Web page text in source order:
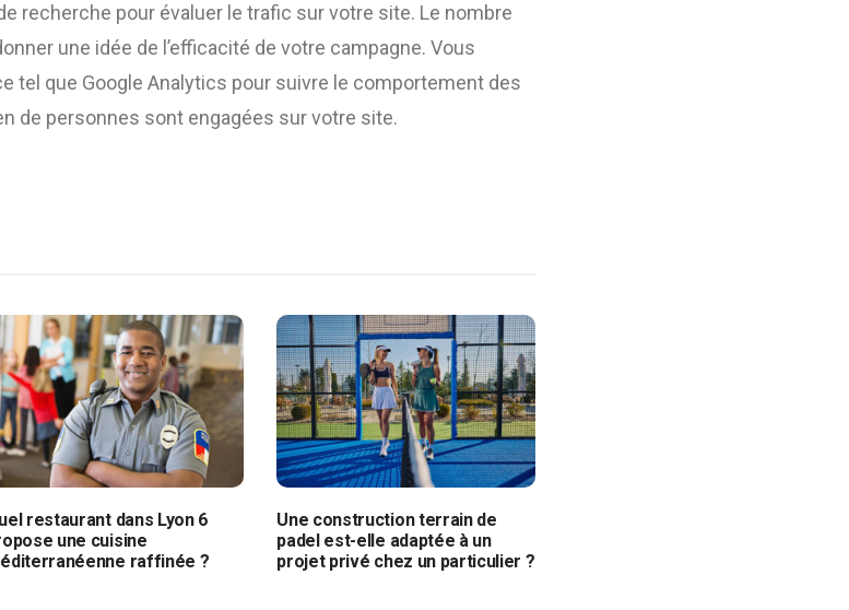
recherche pour évaluer le trafic sur votre site. Le nombre
une idée de l’efficacité de votre campagne. Vous
tel que Google Analytics pour suivre le comportement des
de personnes sont engagées sur votre site.
restaurant dans Lyon 6
une cuisine
raffinée ?
Une construction terrain de
padel est-elle adaptée à un
projet privé chez un particulier ?